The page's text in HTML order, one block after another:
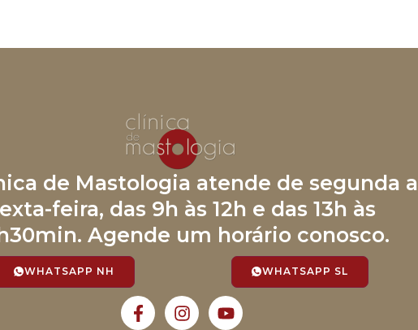
de Mastologia atende de segunda a
feira, das 9h às 12h e das 13h às
Agende um horário conosco.
WHATSAPP NH WHATSAPP SL